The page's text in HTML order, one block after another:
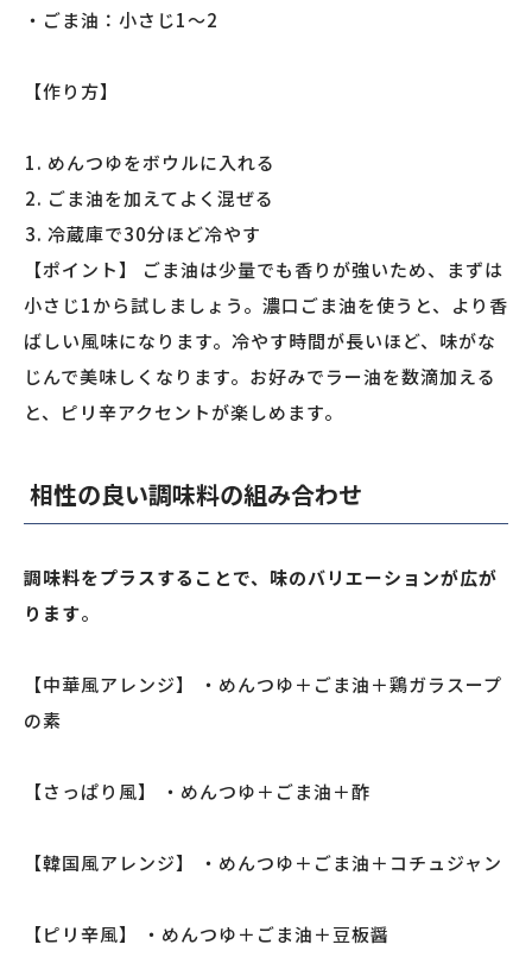
・ごま油：小さじ1〜2
【作り方】
めんつゆをボウルに入れる
ごま油を加えてよく混ぜる
冷蔵庫で30分ほど冷やす
【ポイント】 ごま油は少量でも香りが強いため、まずは
小さじ1から試しましょう。濃口ごま油を使うと、より香
ばしい風味になります。冷やす時間が長いほど、味がな
じんで美味しくなります。お好みでラー油を数滴加える
と、ピリ辛アクセントが楽しめます。
相性の良い調味料の組み合わせ
調味料をプラスすることで、味のバリエーションが広が
ります。
【中華風アレンジ】 ・めんつゆ＋ごま油＋鶏ガラスープ
の素
【さっぱり風】 ・めんつゆ＋ごま油＋酢
【韓国風アレンジ】 ・めんつゆ＋ごま油＋コチュジャン
【ピリ辛風】 ・めんつゆ＋ごま油＋豆板醤